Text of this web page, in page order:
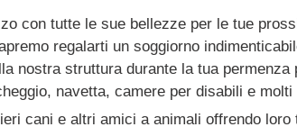
con tutte le sue bellezze per le tue
regalarti un soggiorno
nostra struttura durante la tua permenza
navetta, camere per disabili e
cani e altri amici a animali offrendo